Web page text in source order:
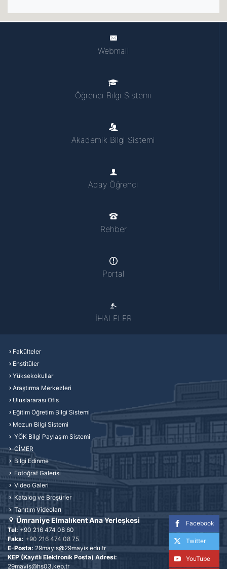
Webmail
Öğrenci Bilgi Sistemi
Akademik Bilgi Sistemi
Aday Öğrenci
Rehber
Portal
İHALELER
Fakülteler
Enstitüler
Yüksekokullar
Araştırma Merkezleri
Uluslararası Ofis
Eğitim Öğretim Bilgi Sistemi
Mezun Bilgi Sistemi
YÖK Bilgi Paylaşım Sistemi
CİMER
Bilgi Edinme
Fotoğraf Galerisi
Video Galeri
Katalog ve Broşürler
Tanıtım Videoları
Facebook
Twitter
YouTube
Ümraniye Elmalıkent Ana Yerleşkesi
Tel: +90 216 474 08 60
Faks: +90 216 474 08 75
E-Posta: 29mayis@29mayis.edu.tr
KEP (Kayıtlı Elektronik Posta) Adresi:
29mayis@hs03.kep.tr